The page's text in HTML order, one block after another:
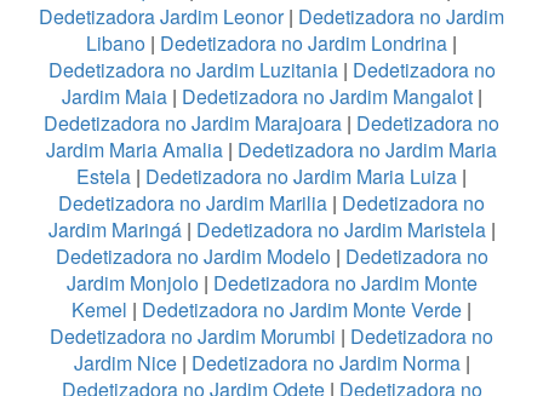
Dedetizadora Jardim Leonor| Dedetizadora no Jardim
Libano | Dedetizadora no Jardim Londrina |
Dedetizadora no Jardim Luzitania| Dedetizadora no
Jardim Maia| Dedetizadora no Jardim Mangalot|
Dedetizadora no Jardim Marajoara | Dedetizadora no
Jardim Maria Amalia | Dedetizadora no Jardim Maria
Estela | Dedetizadora no Jardim Maria Luiza |
Dedetizadora no Jardim Marilia | Dedetizadora no
Jardim Maringá| Dedetizadora no Jardim Maristela|
Dedetizadora no Jardim Modelo| Dedetizadora no
Jardim Monjolo| Dedetizadora no Jardim Monte
Kemel | Dedetizadora no Jardim Monte Verde |
Dedetizadora no Jardim Morumbi | Dedetizadora no
Jardim Nice| Dedetizadora no Jardim Norma|
Dedetizadora no Jardim Odete| Dedetizadora no